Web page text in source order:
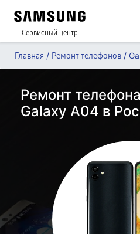
Сервисный центр
Главная / Ремонт телефонов /
Ремонт
Galaxy A04 в